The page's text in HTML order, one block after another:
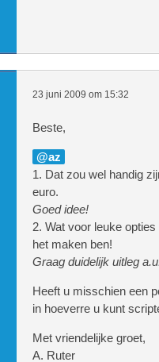
23 juni 2009 om 15:32
Beste,
az
1. Dat zou wel handig
euro.
Goed idee!
2. Wat voor leuke
het maken ben!
Graag duidelijk uitleg
Heeft u misschien een
in hoeverre u kunt
Met vriendelijke groet,
A. Ruter